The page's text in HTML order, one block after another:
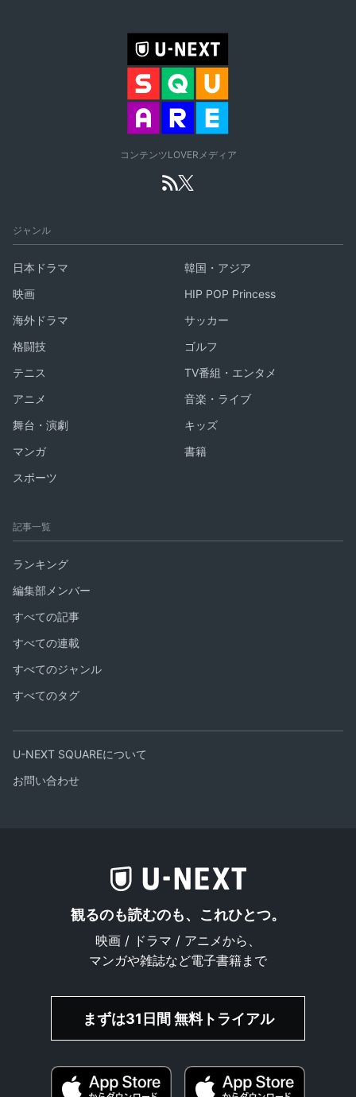
コンテンツLOVERメディア
ジャンル
日本ドラマ
韓国・アジア
映画
HIP POP Princess
海外ドラマ
サッカー
格闘技
ゴルフ
テニス
TV番組・エンタメ
アニメ
音楽・ライブ
舞台・演劇
キッズ
マンガ
書籍
スポーツ
記事一覧
ランキング
編集部メンバー
すべての記事
すべての連載
すべてのジャンル
すべてのタグ
U-NEXT SQUAREについて
お問い合わせ
観るのも読むのも、これひとつ。
映画 / ドラマ / アニメから、
マンガや雑誌など電子書籍まで
まずは31日間 無料トライアル